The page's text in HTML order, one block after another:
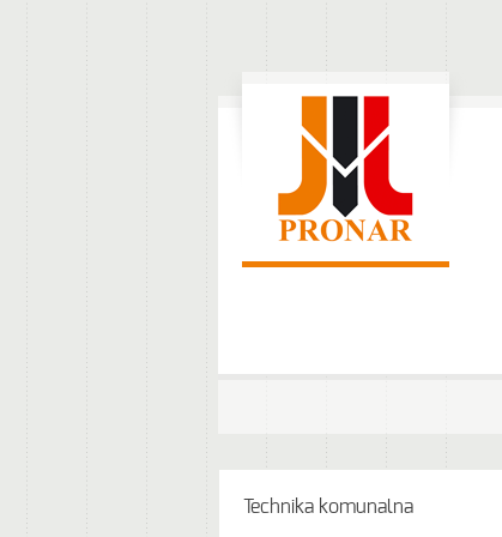
Technika komunalna